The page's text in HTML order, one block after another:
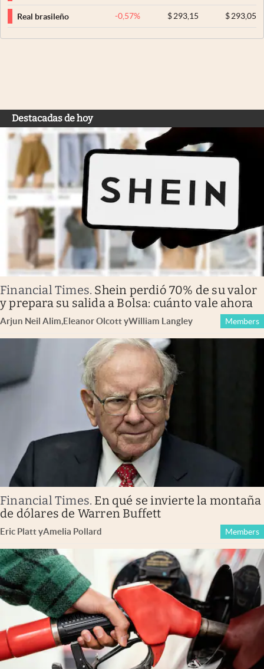
Real brasileño -0,57% $293,15 $293,05
Destacadas de hoy
Financial Times. Shein perdió 70% de su valor
y prepara su salida a Bolsa: cuánto vale ahora
Arjun Neil Alim,Eleanor OlcottyWilliam Langley Members
Financial Times. En qué se invierte la montaña
de dólares de Warren Buffett
Eric PlattyAmelia Pollard Members